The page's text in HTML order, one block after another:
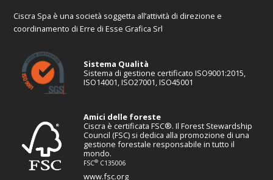
Ciscra Spa è una società soggetta all’attività di direzione e
coordinamento di Erre di Esse Grafica Srl
Sistema Qualità
Sistema di gestione certificato ISO9001:2015,
ISO14001, ISO27001, ISO45001
Amici delle foreste
Ciscra è certificata FSC®. Il Forest Stewardship
Council (FSC) si dedica alla promozione di una
gestione forestale responsabile in tutto il
mondo.
FSC® C135006
www.fsc.org